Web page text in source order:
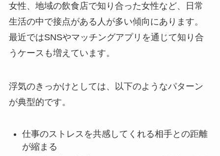
女性、地域の飲食店で知り合った女性など、日常
生活の中で接点がある人が多い傾向にあります。
最近ではSNSやマッチングアプリを通じて知り合
うケースも増えています。
浮気のきっかけとしては、以下のようなパターン
が典型的です。
仕事のストレスを共感してくれる相手との距離
が縮まる